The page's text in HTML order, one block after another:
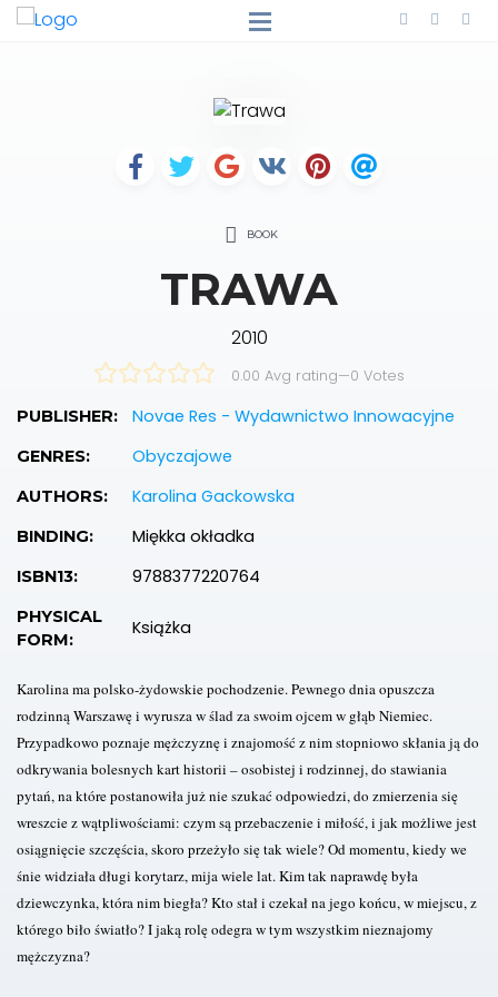
BOOK
TRAWA
2010
0.00 Avg rating—0 Votes
PUBLISHER: Novae Res - Wydawnictwo Innowacyjne
GENRES: Obyczajowe
AUTHORS: Karolina Gackowska
BINDING: Miękka okładka
ISBN13: 9788377220764
PHYSICAL
FORM:
Książka
Karolina ma polsko-żydowskie pochodzenie. Pewnego dnia opuszcza
rodzinną Warszawę i wyrusza w ślad za swoim ojcem w głąb Niemiec.
Przypadkowo poznaje mężczyznę i znajomość z nim stopniowo skłania ją do
odkrywania bolesnych kart historii – osobistej i rodzinnej, do stawiania
pytań, na które postanowiła już nie szukać odpowiedzi, do zmierzenia się
wreszcie z wątpliwościami: czym są przebaczenie i miłość, i jak możliwe jest
osiągnięcie szczęścia, skoro przeżyło się tak wiele? Od momentu, kiedy we
śnie widziała długi korytarz, mija wiele lat. Kim tak naprawdę była
dziewczynka, która nim biegła? Kto stał i czekał na jego końcu, w miejscu, z
którego biło światło? I jaką rolę odegra w tym wszystkim nieznajomy
mężczyzna?